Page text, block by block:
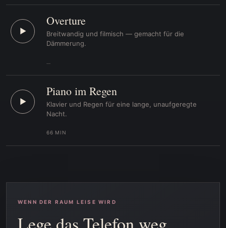
▶
Overture
Breitwandig und filmisch — gemacht für die
Dämmerung.
▶
Piano im Regen
Klavier und Regen für eine lange, unaufgeregte
Nacht.
66 MIN
WENN DER RAUM LEISE WIRD